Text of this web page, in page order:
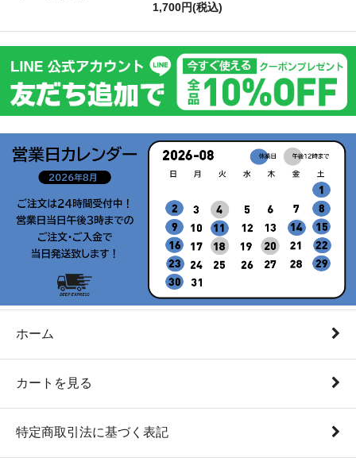
1,700円(税込)
ホーム
カートを見る
特定商取引法に基づく表記